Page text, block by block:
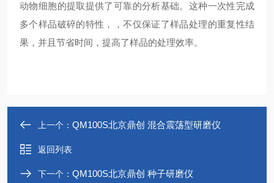
动物细胞的提取提供了可靠的分析基础。这种一次性完成
多个样品破碎的特性，，不仅保证了样品处理的重复性结
果，并且节省时间，提高了样品的处理效率。
上一个： QM100S北京鼎创 混合震荡型研磨仪
返回列表
下一个： QM100S北京鼎创 种子研磨仪